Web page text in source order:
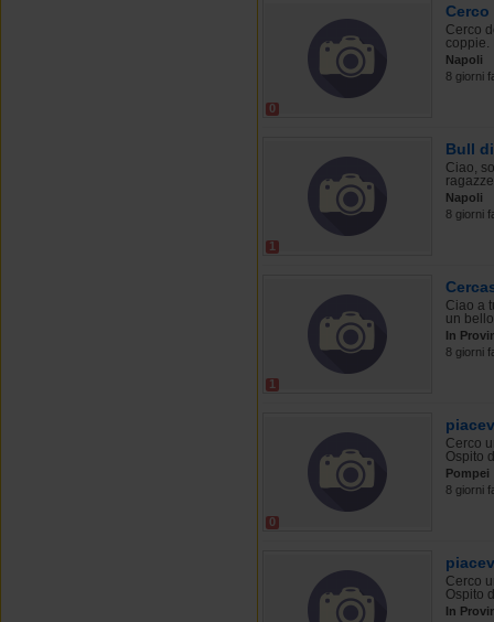
0
Cerco
coppie.
Napoli
8 giorni
1
Bull
Ciao,
Napoli
8 giorni
1
Ciao a
un
In
8 giorni
0
Cerco
Ospito
Pompei
8 giorni
Cerco
Ospito
In